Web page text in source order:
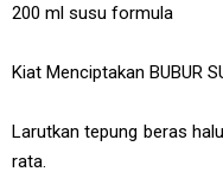
200 ml susu formula
Kiat Menciptakan BUBUR
Larutkan tepung beras
rata.